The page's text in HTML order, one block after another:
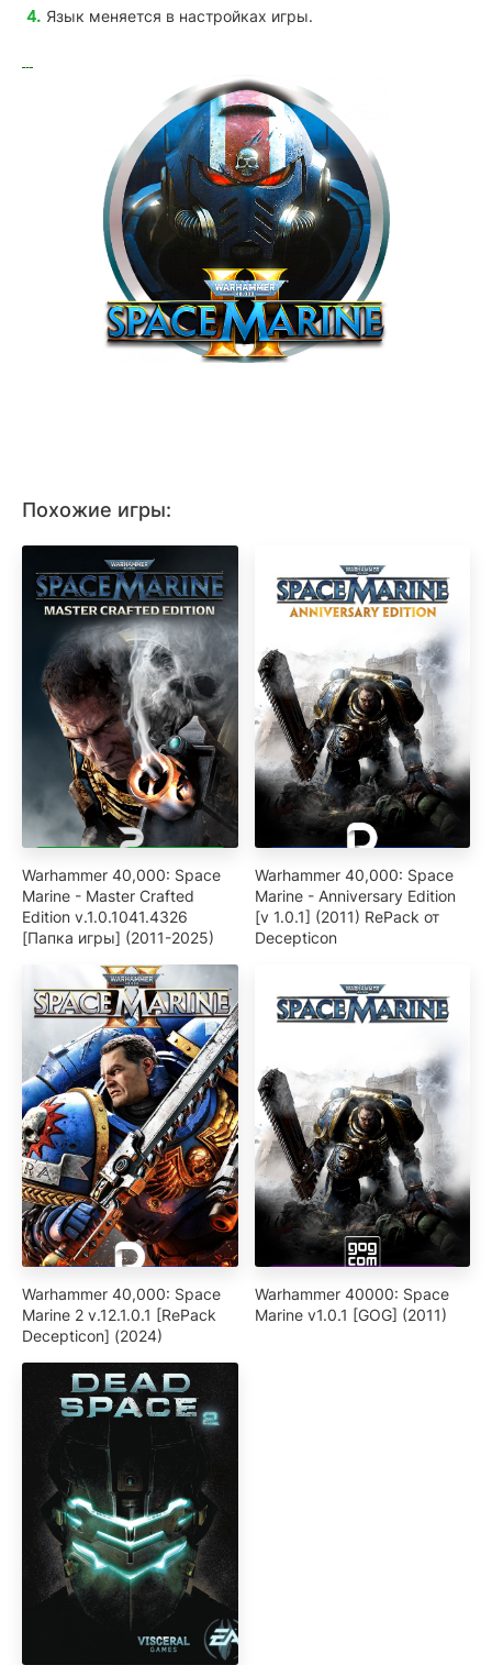
Язык меняется в настройках игры.
Похожие игры:
Warhammer 40,000: Space
Marine - Master Crafted
Edition v.1.0.1041.4326
[Папка игры] (2011-2025)
Warhammer 40,000: Space
Marine - Anniversary Edition
[v 1.0.1] (2011) RePack от
Decepticon
Warhammer 40,000: Space
Marine 2 v.12.1.0.1 [RePack
Decepticon] (2024)
Warhammer 40000: Space
Marine v1.0.1 [GOG] (2011)